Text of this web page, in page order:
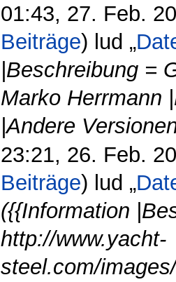
01:43, 27. Feb.
Beiträge) lud „
|Beschreibung =
Marko Herrmann
|Andere
23:21, 26. Feb.
Beiträge) lud „
({{Information
http://www.yacht-
steel.com/